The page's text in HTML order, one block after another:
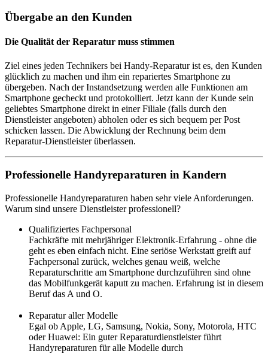
Übergabe an den Kunden
Die Qualität der Reparatur muss stimmen
Ziel eines jeden Technikers bei Handy-Reparatur ist es, den Kunden
glücklich zu machen und ihm ein repariertes Smartphone zu
übergeben. Nach der Instandsetzung werden alle Funktionen am
Smartphone gecheckt und protokolliert. Jetzt kann der Kunde sein
geliebtes Smartphone direkt in einer Filiale (falls durch den
Dienstleister angeboten) abholen oder es sich bequem per Post
schicken lassen. Die Abwicklung der Rechnung beim dem
Reparatur-Dienstleister überlassen.
Professionelle Handyreparaturen in Kandern
Professionelle Handyreparaturen haben sehr viele Anforderungen.
Warum sind unsere Dienstleister professionell?
Qualifiziertes Fachpersonal
Fachkräfte mit mehrjähriger Elektronik-Erfahrung - ohne die
geht es eben einfach nicht. Eine seriöse Werkstatt greift auf
Fachpersonal zurück, welches genau weiß, welche
Reparaturschritte am Smartphone durchzuführen sind ohne
das Mobilfunkgerät kaputt zu machen. Erfahrung ist in diesem
Beruf das A und O.
Reparatur aller Modelle
Egal ob Apple, LG, Samsung, Nokia, Sony, Motorola, HTC
oder Huawei: Ein guter Reparaturdienstleister führt
Handyreparaturen für alle Modelle durch